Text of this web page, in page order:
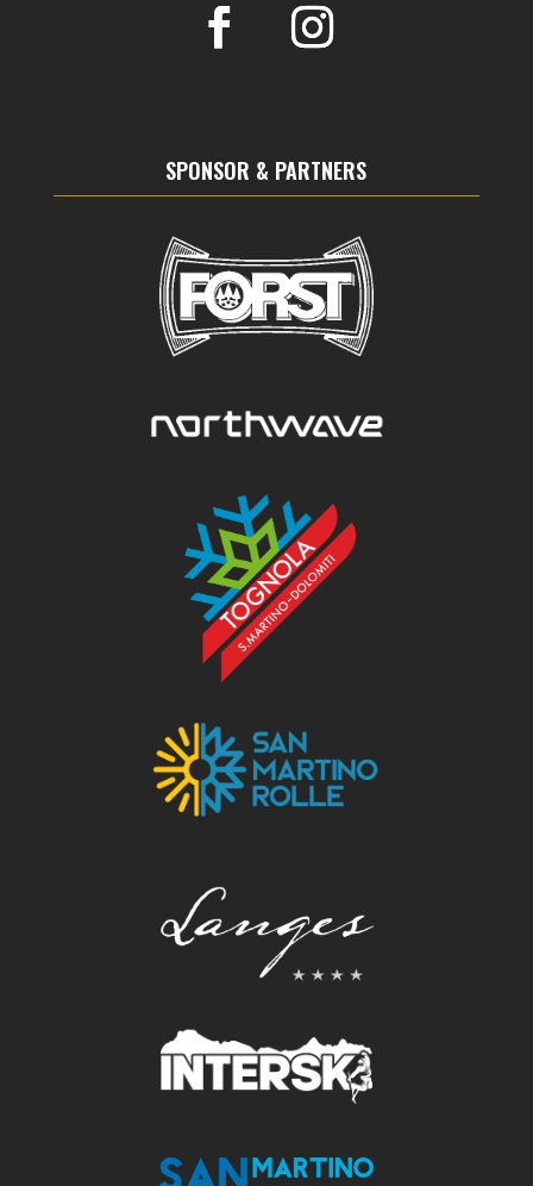
SPONSOR & PARTNERS